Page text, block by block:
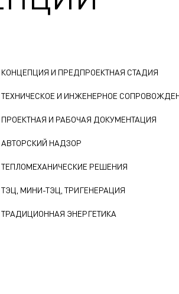
КОНЦЕПЦИЯ И ПРЕДПРОЕКТНАЯ СТАДИЯ
ТЕХНИЧЕСКОЕ И ИНЖЕНЕРНОЕ
ПРОЕКТНАЯ И РАБОЧАЯ ДОКУМЕНТАЦИЯ
АВТОРСКИЙ НАДЗОР
ТЕПЛОМЕХАНИЧЕСКИЕ РЕШЕНИЯ
ТЭЦ, МИНИ-ТЭЦ, ТРИГЕНЕРАЦИЯ
ТРАДИЦИОННАЯ ЭНЕРГЕТИКА